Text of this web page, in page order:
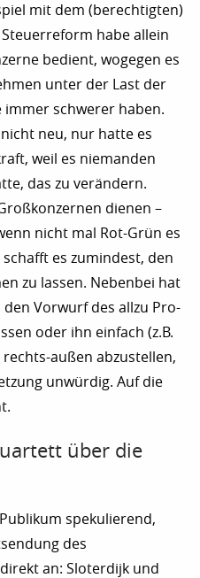
mit dem (berechtigten)
habe allein
bedient, wogegen es
unter der Last der
schwerer haben.
neu, nur hatte es
weil es niemanden
das zu verändern.
dienen –
nicht mal Rot-Grün es
es zumindest, den
zu lassen. Nebenbei hat
Vorwurf des allzu Pro-
oder ihn einfach (z.B.
außen abzustellen,
unwürdig. Auf die
über die
spekulierend,
des
an: Sloterdijk und